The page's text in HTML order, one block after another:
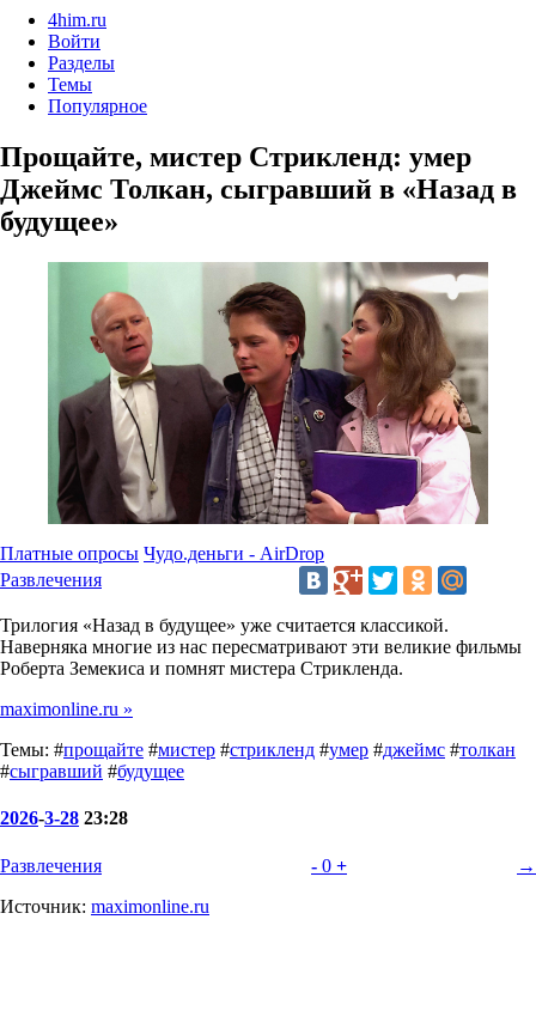
4him.ru
Войти
Разделы
Темы
Популярное
Прощайте, мистер Стрикленд: умер
Джеймс Толкан, сыгравший в «Назад в
будущее»
Платные опросы Чудо.деньги - AirDrop
Развлечения
Трилогия «Назад в будущее» уже считается классикой.
Наверняка многие из нас пересматривают эти великие фильмы
Роберта Земекиса и помнят мистера Стрикленда.
maximonline.ru »
Темы: #прощайте #мистер #стрикленд #умер #джеймс #толкан
#сыгравший #будущее
2026-3-28 23:28
Развлечения - 0 +
→
Источник: maximonline.ru